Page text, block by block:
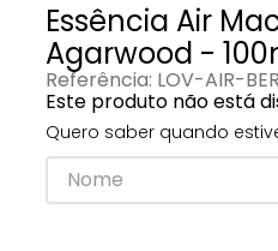
Essência Air
Agarwood -
Referência: LOV-AIR-
Este produto não está
Quero saber quando